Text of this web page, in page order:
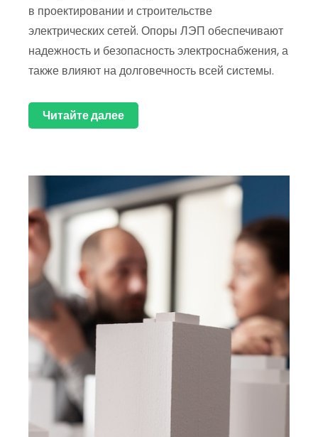
в проектировании и строительстве
электрических сетей. Опоры ЛЭП обеспечивают
надежность и безопасность электроснабжения, а
также влияют на долговечность всей системы.
Читайте далее